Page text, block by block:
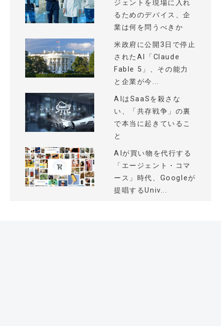
ジェントを現場に入れ
るためのデバイス、企
業は何を問うべきか
米政府に公開3日で停止
されたAI「Claude
Fable 5」、その能力
と企業が今...
AIはSaaSを殺さな
い、「共存戦争」の裏
で本当に起きているこ
と
AIが買い物を代行する
「エージェント・コマ
ース」時代、Googleが
提唱するUniv...